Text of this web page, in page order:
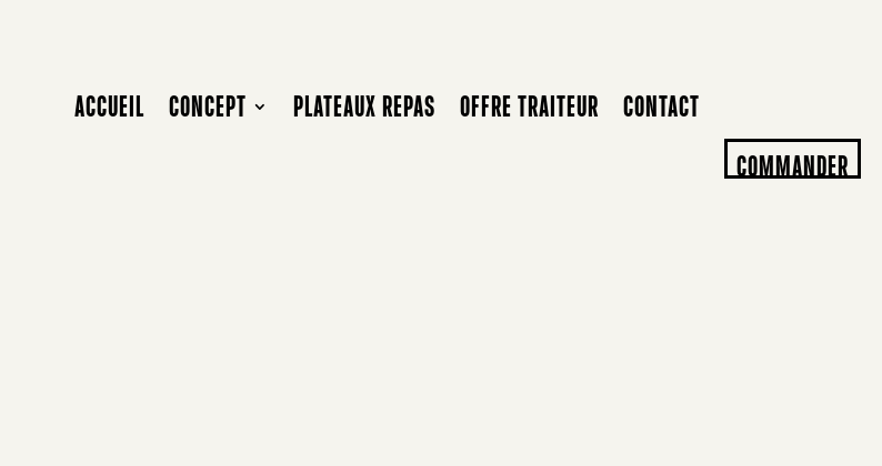
ACCUEIL CONCEPT PLATEAUX REPAS OFFRE TRAITEUR
CONTACT
COMMANDER